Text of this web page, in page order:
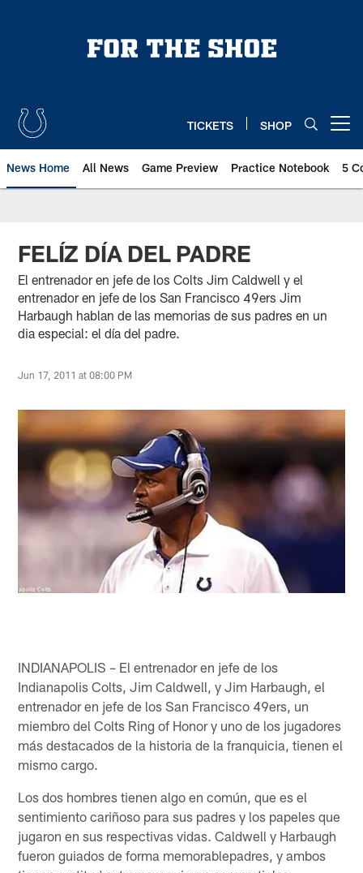
TICKETS SHOP
News Home All News Game Preview Practice Notebook 5
FELÍZ DÍA DEL PADRE
El entrenador en jefe de los Colts Jim Caldwell y el
entrenador en jefe de los San Francisco 49ers Jim
Harbaugh hablan de las memorias de sus padres en un
dia especial: el día del padre.
Jun 17, 2011 at 08:00 PM
INDIANAPOLIS – El entrenador en jefe de los
Indianapolis Colts, Jim Caldwell, y Jim Harbaugh, el
entrenador en jefe de los San Francisco 49ers, un
miembro del Colts Ring of Honor y uno de los jugadores
más destacados de la historia de la franquicia, tienen el
mismo cargo.
Los dos hombres tienen algo en común, que es el
sentimiento cariñoso para sus padres y los papeles que
jugaron en sus respectivas vidas. Caldwell y Harbaugh
fueron guiados de forma memorablepadres, y ambos